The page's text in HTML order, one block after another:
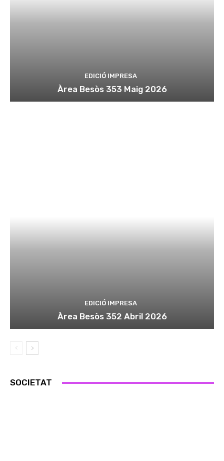
EDICIÓ IMPRESA
Àrea Besòs 353 Maig 2026
EDICIÓ IMPRESA
Àrea Besòs 352 Abril 2026
SOCIETAT